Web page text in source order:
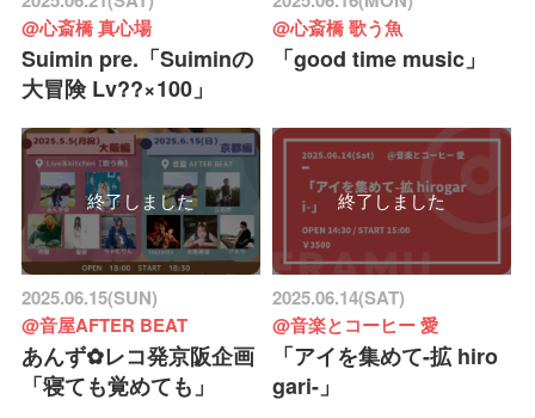
@心斎橋 真心場
Suimin pre.「Suiminの
大冒険 Lv??×100」
@心斎橋 歌う魚
「good time music」
終了しました
2025.06.15(SUN)
@音屋AFTER BEAT
あんず✿レコ発京阪企画
「寝ても覚めても」
終了しました
2025.06.14(SAT)
@音楽とコーヒー 愛
「アイを集めて-拡 hiro
gari-」